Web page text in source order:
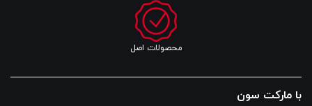
محصولات اصل
با مارکت سون